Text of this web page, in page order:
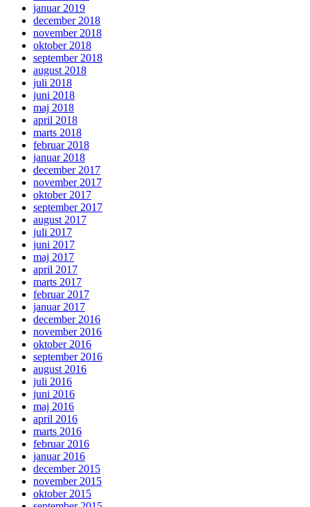
januar 2019
december 2018
november 2018
oktober 2018
september 2018
august 2018
juli 2018
juni 2018
maj 2018
april 2018
marts 2018
februar 2018
januar 2018
december 2017
november 2017
oktober 2017
september 2017
august 2017
juli 2017
juni 2017
maj 2017
april 2017
marts 2017
februar 2017
januar 2017
december 2016
november 2016
oktober 2016
september 2016
august 2016
juli 2016
juni 2016
maj 2016
april 2016
marts 2016
februar 2016
januar 2016
december 2015
november 2015
oktober 2015